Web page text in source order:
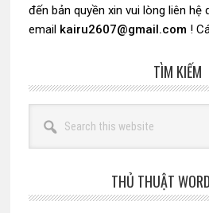
đến bản quyền xin vui lòng liên hệ
email kairu2607@gmail.com !
TÌM KIẾM
this
website
THỦ THUẬT